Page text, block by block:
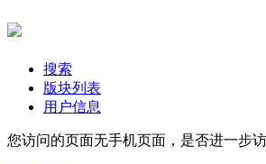
搜索
版块列表
用户信息
您访问的页面无手机页面，是否进一步